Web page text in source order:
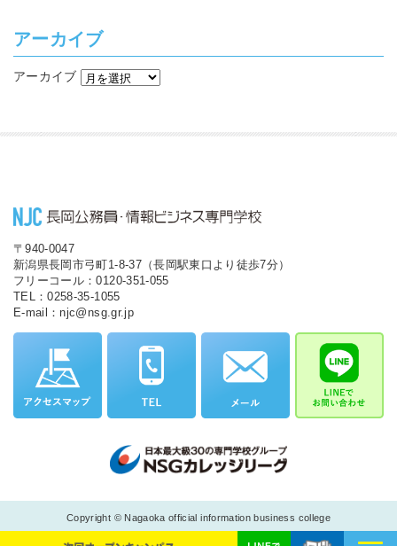
アーカイブ
アーカイブ
〒940-0047
新潟県長岡市弓町1-8-37（長岡駅東口より徒歩7分）
フリーコール：0120-351-055
TEL：0258-35-1055
E-mail：njc@nsg.gr.jp
Copyright © Nagaoka official information business college